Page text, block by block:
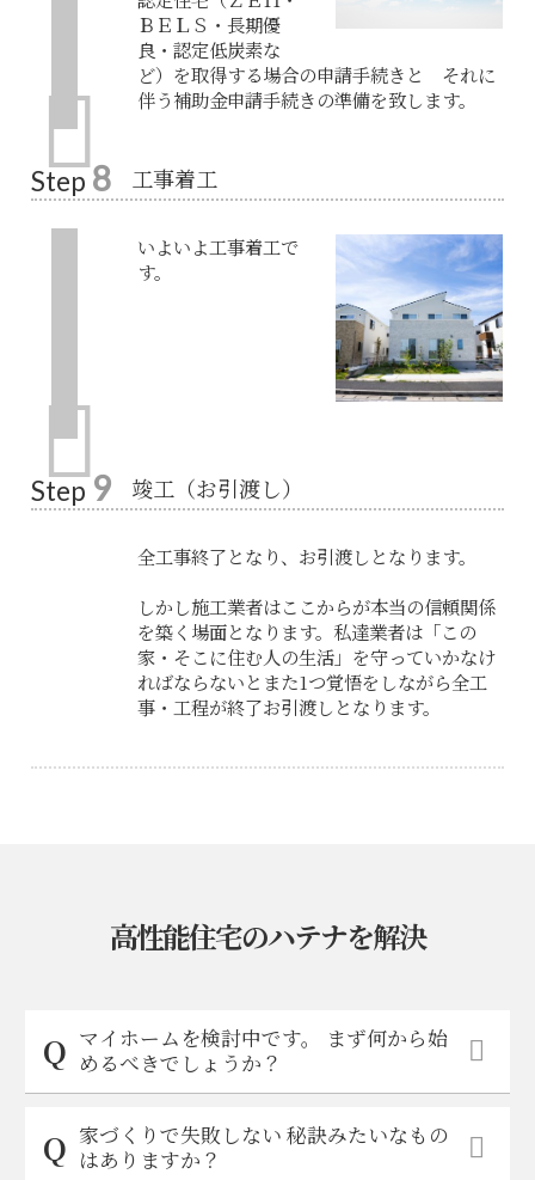
ＢＥＬＳ・長期優
良・認定低炭素な
ど）を取得する場合の申請手続きと それに
伴う補助金申請手続きの準備を致します。
Step 8 工事着工
いよいよ工事着工で
す。
Step 9 竣工（お引渡し）
全工事終了となり、お引渡しとなります。
しかし施工業者はここからが本当の信頼関係
を築く場面となります。私達業者は「この
家・そこに住む人の生活」を守っていかなけ
ればならないとまた1つ覚悟をしながら全工
事・工程が終了お引渡しとなります。
高性能住宅のハテナを解決
マイホームを検討中です。 まず何から始
めるべきでしょうか？
家づくりで失敗しない 秘訣みたいなもの
はありますか？